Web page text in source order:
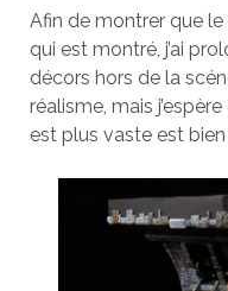
Afin de montrer que
qui est montré, j’ai
décors hors de la
réalisme, mais
est plus vaste est